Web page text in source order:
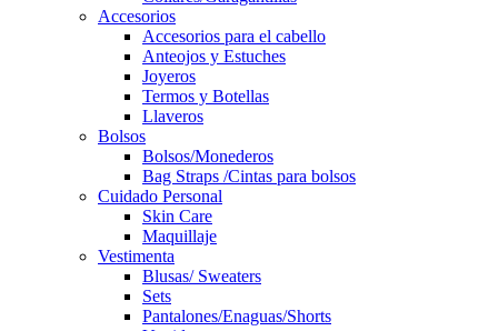
Accesorios
Accesorios para el cabello
Anteojos y Estuches
Joyeros
Termos y Botellas
Llaveros
Bolsos
Bolsos/Monederos
Bag Straps /Cintas para bolsos
Cuidado Personal
Skin Care
Maquillaje
Vestimenta
Blusas/ Sweaters
Sets
Pantalones/Enaguas/Shorts